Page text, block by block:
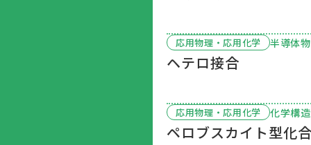
応用物理・応用化学 半導体
ヘテロ接合
応用物理・応用化学 化学構造
ペロブスカイト型化